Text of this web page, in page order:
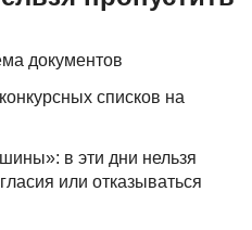
документов
списков на
в эти дни нельзя
или отказываться